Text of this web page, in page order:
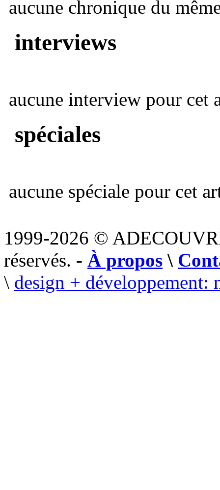
aucune chronique du
interviews
aucune interview pour cet
spéciales
aucune spéciale pour cet
1999-2026 ©
réservés. - À propos \
\ design + développement: